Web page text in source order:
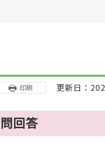
印刷 更新日：
回答